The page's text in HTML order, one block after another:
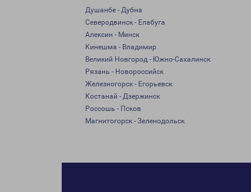
Душанбе - Дубна
Северодвинск - Елабуга
Алексин - Минск
Кинешма - Владимир
Великий Новгород - Южно-Сахалинск
Рязань - Новороссийск
Железногорск - Егорьевск
Костанай - Дзержинск
Россошь - Псков
Магнитогорск - Зеленодольск